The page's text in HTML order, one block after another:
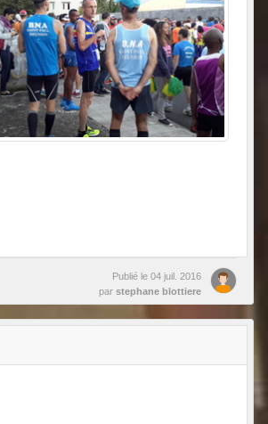
Publié le 04 juil. 2016
par stephane blottiere